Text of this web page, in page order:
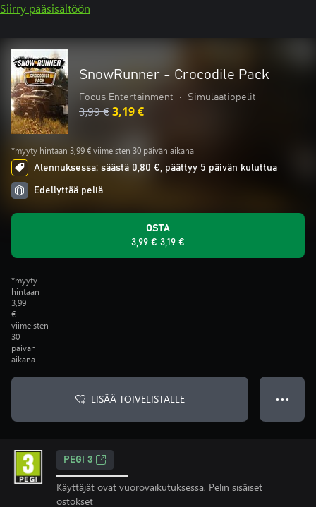
Siirry pääsisältöön
SnowRunner - Crocodile Pack
Focus Entertainment • Simulaatiopelit
3,99 €3,19 €
*myyty hintaan 3,99 € viimeisten 30 päivän aikana
Alennuksessa: säästä 0,80 €, päättyy 5 päivän kuluttua
Edellyttää peliä
OSTA
3,99 € 3,19 €
*myyty
hintaan
3,99
€
viimeisten
30
päivän
aikana
LISÄÄ TOIVELISTALLE ● ● ●
PEGI 3
Käyttäjät ovat vuorovaikutuksessa, Pelin sisäiset
ostokset